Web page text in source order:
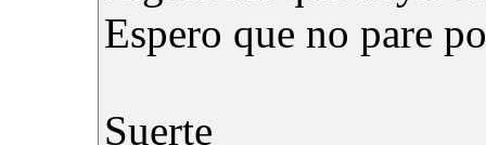
Espero que no pare
Suerte